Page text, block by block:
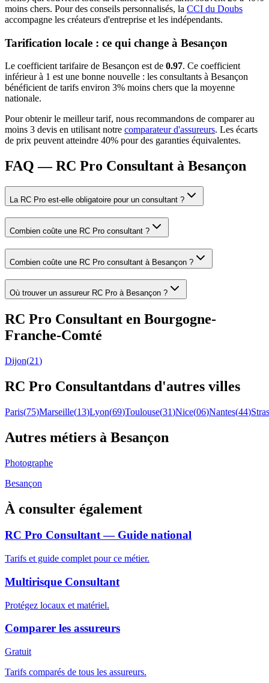
moins chers. Pour des conseils personnalisés, la CCI du Doubs
accompagne les créateurs d'entreprise et les indépendants.
Tarification locale : ce qui change à Besançon
Le coefficient tarifaire de Besançon est de 0.97. Ce coefficient
inférieur à 1 est une bonne nouvelle : les consultants à Besançon
bénéficient de tarifs environ 3% moins chers que la moyenne
nationale.
Pour obtenir le meilleur tarif, nous recommandons de comparer au
moins 3 devis en utilisant notre comparateur d'assureurs. Les écarts
de prix peuvent atteindre 40% pour des garanties équivalentes.
FAQ — RC Pro Consultant à Besançon
La RC Pro est-elle obligatoire pour un consultant ?
Combien coûte une RC Pro consultant ?
Combien coûte une RC Pro consultant à Besançon ?
Où trouver un assureur RC Pro à Besançon ?
RC Pro Consultant en Bourgogne-
Franche-Comté
Dijon(21)
RC Pro Consultantdans d'autres villes
Paris(75)Marseille(13)Lyon(69)Toulouse(31)Nice(06)Nantes(44)
Autres métiers à Besançon
Photographe
Besançon
À consulter également
RC Pro Consultant — Guide national
Tarifs et guide complet pour ce métier.
Multirisque Consultant
Protégez locaux et matériel.
Comparer les assureurs
Gratuit
Tarifs comparés de tous les assureurs.